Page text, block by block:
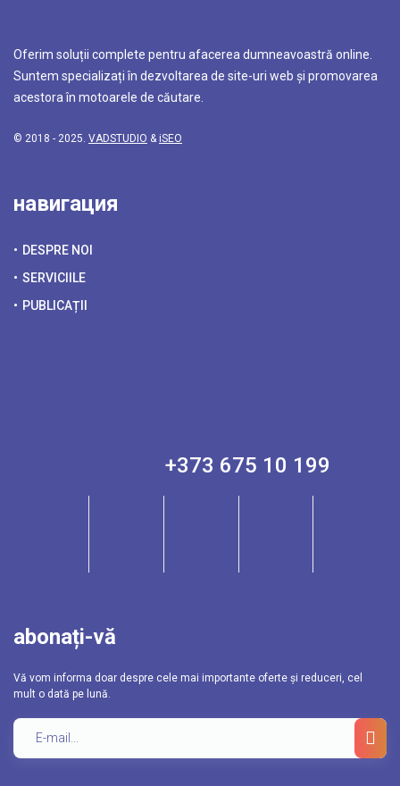
Oferim soluții complete pentru afacerea dumneavoastră online.
Suntem specializați în dezvoltarea de site-uri web și promovarea
acestora în motoarele de căutare.
© 2018 - 2025. VADSTUDIO & iSEO
навигация
DESPRE NOI
SERVICIILE
PUBLICAȚII
+373 675 10 199
abonați-vă
Vă vom informa doar despre cele mai importante oferte și reduceri, cel
mult o dată pe lună.